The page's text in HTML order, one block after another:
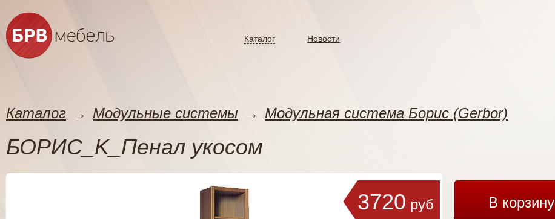
Каталог Новости
Каталог → Модульные системы → Модульная система Борис (Gerbor)
БОРИС_K_Пенал укосом
3720 руб В корзину